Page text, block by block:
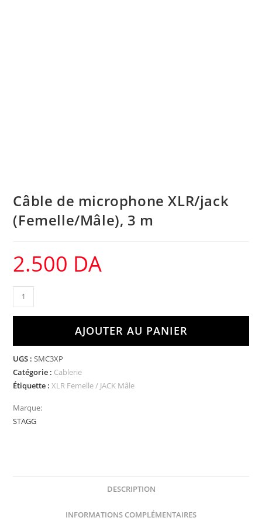
Câble de microphone XLR/jack
(Femelle/Mâle), 3 m
2.500 DA
AJOUTER AU PANIER
UGS :SMC3XP
Catégorie : Cablerie
Étiquette :XLR Femelle / JACK Mâle
Marque:
STAGG
DESCRIPTION
INFORMATIONS COMPLÉMENTAIRES